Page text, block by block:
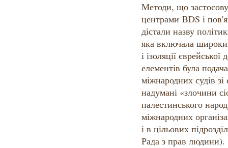
Методи, що
центрами BDS і
дістали назву
яка включала
і ізоляції
елементів була
міжнародних судів
надумані «злочини
палестинського
міжнародних
і в цільових
Рада з прав людини).